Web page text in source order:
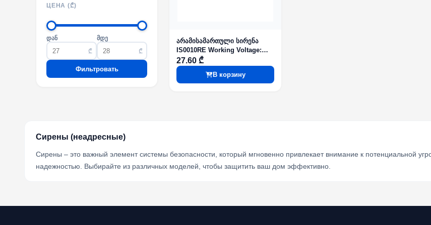
ЦЕНА (₾)
დან
₾
მდე
₾
Фильтровать
არამისამართული სირენა
IS0010RE Working Voltage:
DC9-60V
27.60 ₾
В корзину
Сирены (неадресные)
Сирены – это важный элемент системы безопасности, который мгновенно привлекает внимание к потенциальной
надежностью. Выбирайте из различных моделей, чтобы защитить ваш дом эффективно.